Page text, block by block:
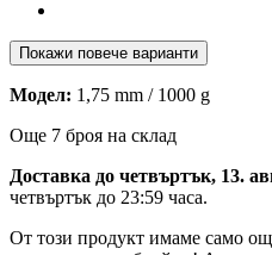
Покажи повече варианти
Модел: 1,75 mm / 1000 g
Още 7 броя на склад
Доставка до четвъртък, 13.
четвъртък до 23:59 часа.
От този продукт имаме само